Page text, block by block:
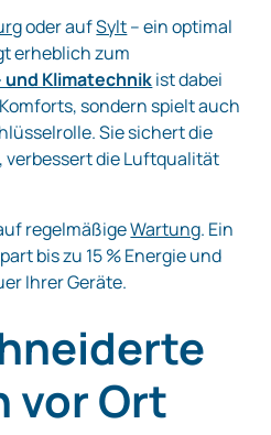
oder aufSylt– ein optimal
erheblich zum
und Klimatechnikist dabei
sondern spielt auch
Sie sichert die
verbessert die Luftqualität
regelmäßigeWartung. Ein
bis zu 15 % Energie und
Ihrer Geräte.
vor Ort